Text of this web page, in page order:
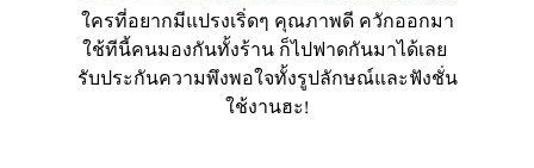
ใครที่อยากมีแปรงเริ่ดๆ คุณภาพดี ควักออกมา
ใช้ทีนี้คนมองกันทั้งร้าน ก็ไปฟาดกันมาได้เลย
รับประกันความพึงพอใจทั้งรูปลักษณ์และฟังชั่น
ใช้งานฮะ!